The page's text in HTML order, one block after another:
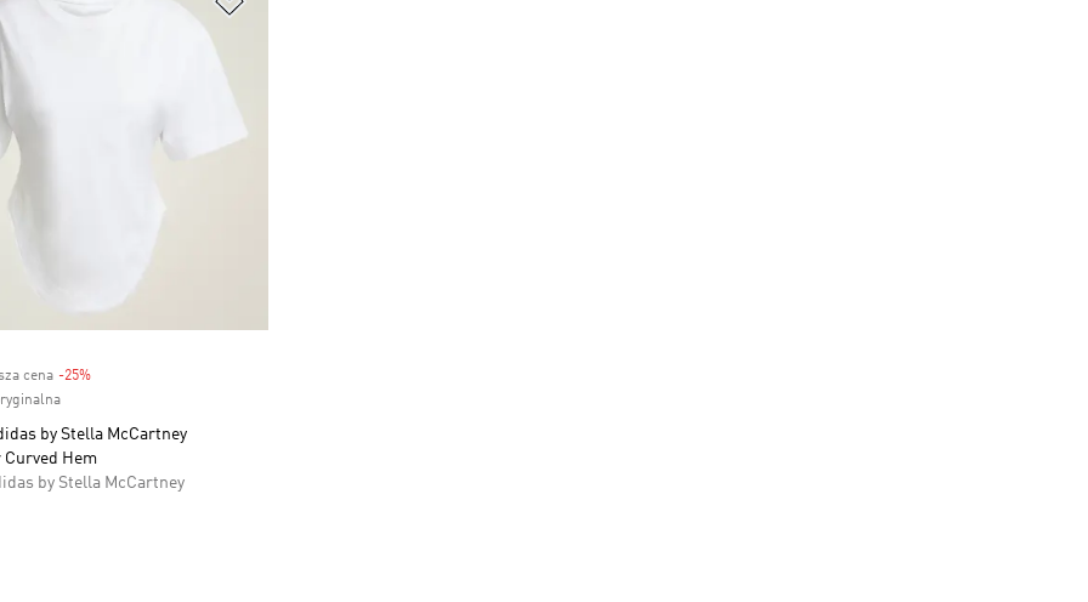
cena -25%Discount
by Stella McCartney
Hem
by Stella McCartney